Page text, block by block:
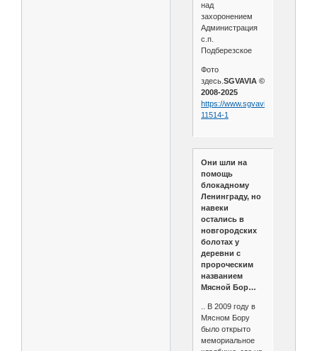
над
захоронением
Администрация
с.п.
Подберезское
Фото
здесь. SGVAVIA ©
2008-2025
https://www.sgvavia.ru/forum/
11514-1
Они шли на
помощь
блокадному
Ленинграду, но
навеки
остались в
новгородских
болотах у
деревни с
пророческим
названием
Мясной Бор…
.. В 2009 году в
Мясном Бору
было открыто
мемориальное